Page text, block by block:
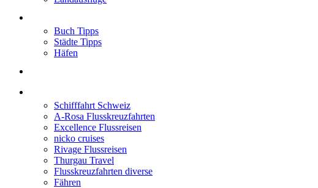
Buch Tipps
Städte Tipps
Häfen
Schifffahrt Schweiz
A-Rosa Flusskreuzfahrten
Excellence Flussreisen
nicko cruises
Rivage Flussreisen
Thurgau Travel
Flusskreuzfahrten diverse
Fähren